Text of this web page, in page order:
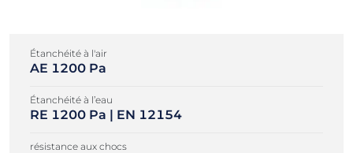
Étanchéité à l'air
AE 1200 Pa
Étanchéité à l’eau
RE 1200 Pa | EN 12154
résistance aux chocs